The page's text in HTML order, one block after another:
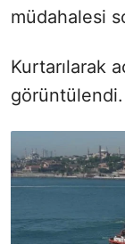
müdahalesi
Kurtarılarak
görüntülendi.